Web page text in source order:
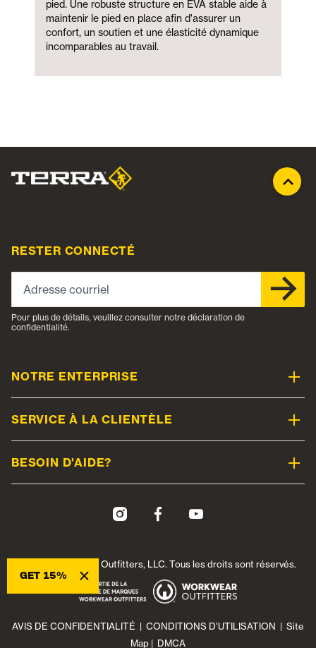
pied. Une robuste structure en EVA stable aide à
maintenir le pied en place afin d'assurer un
confort, un soutien et une élasticité dynamique
incomparables au travail.
RESTER CONNECTÉ
Adresse courriel
Pour plus de détails, veuillez consulter notre déclaration de
confidentialité.
×
GET 15%
NOTRE ENTERPRISE
SERVICE À LA CLIENTÈLE
BESOIN D'AIDE?
© 2026 Workwear Outfitters, LLC. Tous les droits sont réservés.
AVIS DE CONFIDENTIALITÉ | CONDITIONS D’UTILISATION | Site
Map | DMCA